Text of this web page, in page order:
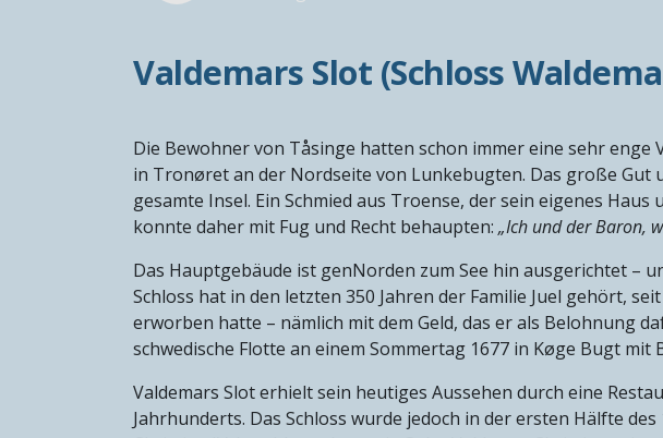
Valdemars Slot (Schloss
Die Bewohner von Tåsinge hatten schon immer eine sehr enge
in Tronøret an der Nordseite von Lunkebugten. Das große Gut
gesamte Insel. Ein Schmied aus Troense, der sein eigenes
konnte daher mit Fug und Recht behaupten: „Ich und der Baron,
Das Hauptgebäude ist genNorden zum See hin ausgerichtet –
Schloss hat in den letzten 350 Jahren der Familie Juel gehört,
erworben hatte – nämlich mit dem Geld, das er als Belohnung
schwedische Flotte an einem Sommertag 1677 in Køge Bugt mit
Valdemars Slot erhielt sein heutiges Aussehen durch eine
Jahrhunderts. Das Schloss wurde jedoch in der ersten Hälfte